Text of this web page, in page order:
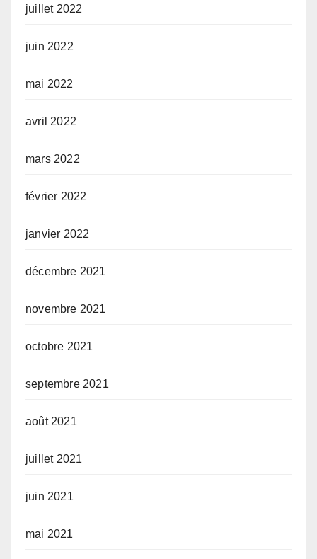
juillet 2022
juin 2022
mai 2022
avril 2022
mars 2022
février 2022
janvier 2022
décembre 2021
novembre 2021
octobre 2021
septembre 2021
août 2021
juillet 2021
juin 2021
mai 2021